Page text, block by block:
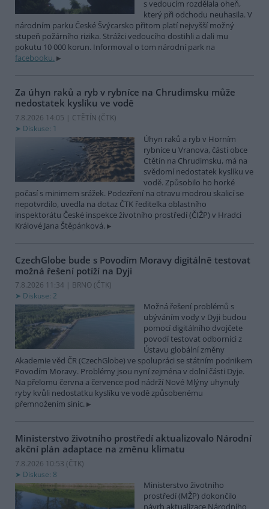
s vedoucím rozdělala oheň,
který při odchodu neuhasila. V
národním parku České Švýcarsko přitom platí nejvyšší možný
stupeň požárního rizika. Strážci vedoucího dostihli a dali mu
pokutu 10 000 korun. Informoval o tom národní park na
facebooku.
Za úhyn raků a ryb v rybníce na Chrudimsku může
nedostatek kyslíku ve vodě
7.8.2026 14:05 | CTĚTÍN (ČTK)
Diskuse: 1
Úhyn raků a ryb v Horním
rybníce u Vranova, části obce
Ctětín na Chrudimsku, má na
svědomí nedostatek kyslíku ve
vodě. Způsobilo ho horké
počasí s minimem srážek. Podezření na otravu modrou skalicí se
nepotvrdilo, uvedla na dotaz ČTK ředitelka oblastního
inspektorátu České inspekce životního prostředí (ČIŽP) v Hradci
Králové Jana Štěpánková.
CzechGlobe bude s Povodím Moravy digitálně testovat
možná řešení potíží na Dyji
7.8.2026 11:34 | BRNO (ČTK)
Diskuse: 2
Možná řešení problémů s
ubýváním vody v Dyji budou
pomocí digitálního dvojčete
povodí testovat odborníci z
Ústavu globální změny
Akademie věd ČR (CzechGlobe) ve spolupráci se státním podnikem
Povodím Moravy. Problémy jsou nyní zejména v dolní části Dyje.
Na přelomu června a července pod nádrží Nové Mlýny uhynuly
ryby kvůli nedostatku kyslíku ve vodě způsobenému
přemnožením sinic.
Ministerstvo životního prostředí aktualizovalo Národní
akční plán adaptace na změnu klimatu
7.8.2026 10:53 (ČTK)
Diskuse: 8
Ministerstvo životního
prostředí (MŽP) dokončilo
návrh aktualizace Národního